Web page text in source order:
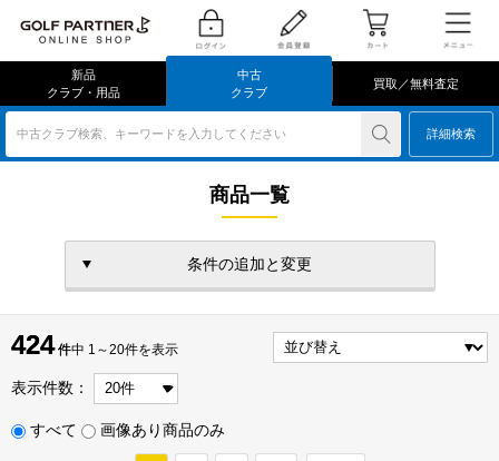
新品
クラブ・用品
中古
クラブ
買取／無料査定
中古クラブ検索、キーワードを入力してください 詳細検索
商品一覧
条件の追加と変更
424 件
424 件中 1～20件を表示
表示件数：
すべて 画像あり商品のみ